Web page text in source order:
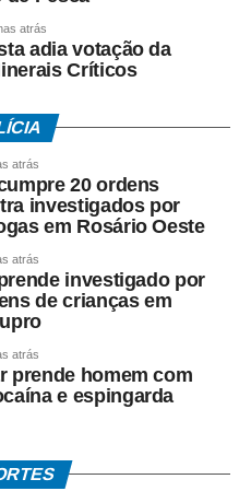
compra.
fora do estabelecimento
de arrependimento. A
ou o recebimento do
dos valores pagos.
produtos possuem garantia
é de 30 dias para bens
e de 90 dias para
eles roupas, calçados,
celulares.
que consumidores que
ou tiverem dúvidas sobre
com uma unidade no
atrás
adia votação da
Críticos
atrás
20 ordens
investigados por
em Rosário Oeste
atrás
investigado por
de crianças em
atrás
prende homem com
e espingarda